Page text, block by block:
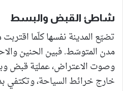
شاطئ القبض والبسط
تضيّع المدينة نفسها كلّما
مدن المتوسّط. فبين الحنين
وصوت الاعتراض، عمليّة قبض
خارج خرائط السياحة، وتكتفي